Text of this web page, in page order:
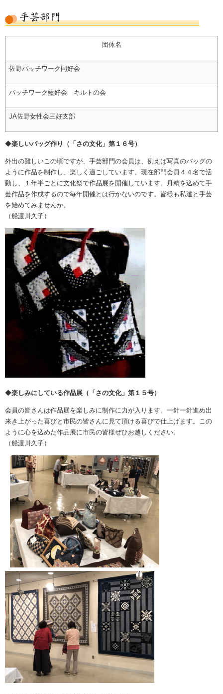
団体名
佐野パッチワーク同好会
パッチワーク藍好会 キルトの会
JA佐野女性会三好支部
◆楽しいバッグ作り​（「さの文化」第１６号）
外出の難しいこの頃ですが、手芸部門の会員は、例えば写真のバッグの
ように作品を制作し、楽しく過ごしています。現在部門会員４４名で活
動し、１年半ごとに文化祭で作品展を開催しています。丹精を込めて手
芸作品を作成するので毎年開催とは行かないのです。皆様も私達と手芸
を始めてみませんか。
（船渡川久子）
◆楽しみにしている作品展（「さの文化」第１５号）
会員の皆さんは作品展を楽しみに制作に力が入ります。一針一針進め出
来き上がった喜びと市民の皆さんに見て頂ける喜びで仕上げます。この
ように心を込めた作品展に市民の皆様ぜひお越しください。
（船渡川久子）